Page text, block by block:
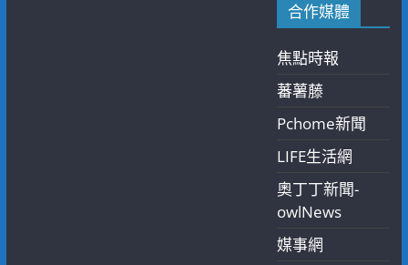
合作媒體
焦點時報
蕃薯藤
Pchome新聞
LIFE生活網
奧丁丁新聞-
owlNews
媒事網